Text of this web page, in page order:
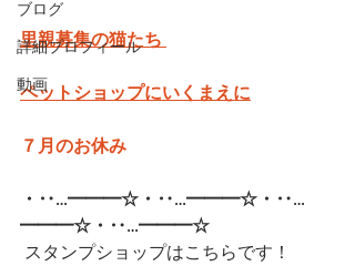
ブログ
詳細プロフィール
動画
里親募集の猫たち
ペットショップにいくまえに
７月のお休み
・‥…━━━☆・‥…━━━☆・‥…
━━━☆・‥…━━━☆
スタンプショップはこちらです！